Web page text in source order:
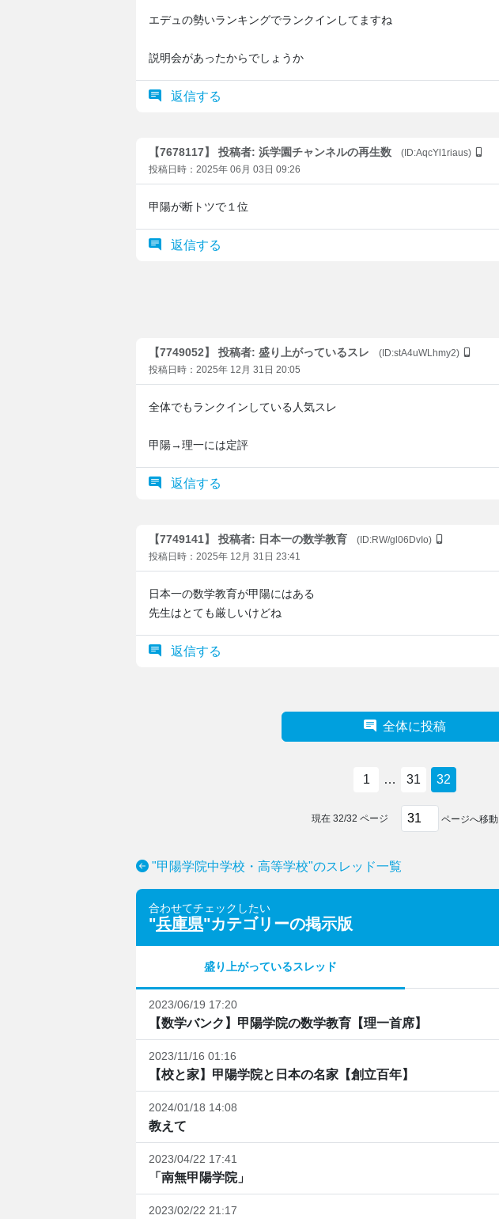
エデュの勢いランキングでランクインしてますね
説明会があったからでしょうか
返信する
【7678117】 投稿者: 浜学園チャンネルの再生数
(ID:AqcYl1riaus)
投稿日時：2025年 06月 03日 09:26
甲陽が断トツで１位
返信する
【7749052】 投稿者: 盛り上がっているスレ
(ID:stA4uWLhmy2)
投稿日時：2025年 12月 31日 20:05
全体でもランクインしている人気スレ
甲陽→理一には定評
返信する
【7749141】 投稿者: 日本一の数学教育
(ID:RW/gl06DvIo)
投稿日時：2025年 12月 31日 23:41
日本一の数学教育が甲陽にはある
先生はとても厳しいけどね
返信する
全体に投稿
1 … 31 32
現在 32/32 ページ ページへ移動
"甲陽学院中学校・高等学校"のスレッド一覧
合わせてチェックしたい
"兵庫県"カテゴリーの掲示版
盛り上がっているスレッド
2023/06/19 17:20
【数学バンク】甲陽学院の数学教育【理一首席】
2023/11/16 01:16
【校と家】甲陽学院と日本の名家【創立百年】
2024/01/18 14:08
教えて
2023/04/22 17:41
「南無甲陽学院」
2023/02/22 21:17